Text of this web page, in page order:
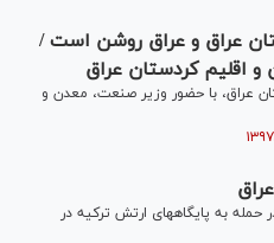
عراق و عراق روشن است /
و اقلیم کردستان عراق
عراق، با حضور وزیر صنعت، معدن و
حمله به پایگاههای ارتش ترکیه در